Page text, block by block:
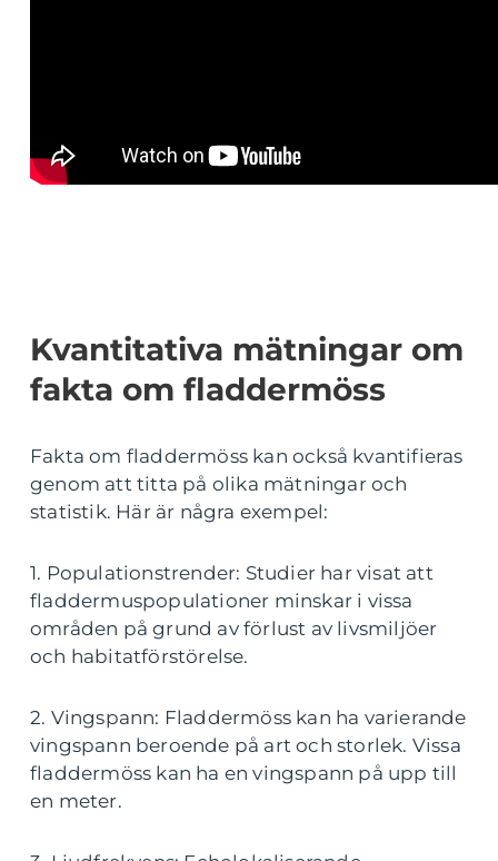
Kvantitativa mätningar om
fakta om fladdermöss
Fakta om fladdermöss kan också kvantifieras
genom att titta på olika mätningar och
statistik. Här är några exempel:
1. Populationstrender: Studier har visat att
fladdermuspopulationer minskar i vissa
områden på grund av förlust av livsmiljöer
och habitatförstörelse.
2. Vingspann: Fladdermöss kan ha varierande
vingspann beroende på art och storlek. Vissa
fladdermöss kan ha en vingspann på upp till
en meter.